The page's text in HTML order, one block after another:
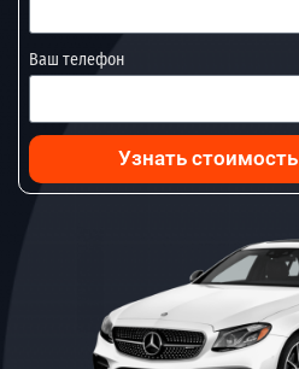
Ваш телефон
Узнать